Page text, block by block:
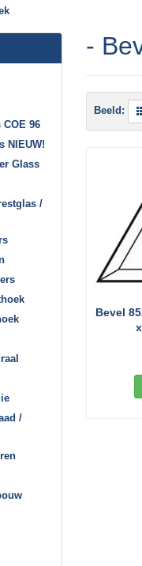
-
Beeld:
Bevel
COE 96
NIEUW!
Glass
/
/